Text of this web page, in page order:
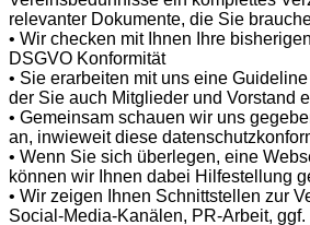
relevanter Dokumente, die Sie
• Wir checken mit Ihnen Ihre
DSGVO Konformität
• Sie erarbeiten mit uns eine
der Sie auch Mitglieder und Vorstand
• Gemeinsam schauen wir uns
an, inwieweit diese
• Wenn Sie sich überlegen, eine
können wir Ihnen dabei Hilfestellung
• Wir zeigen Ihnen Schnittstellen zur
Social-Media-Kanälen, PR-Arbeit,